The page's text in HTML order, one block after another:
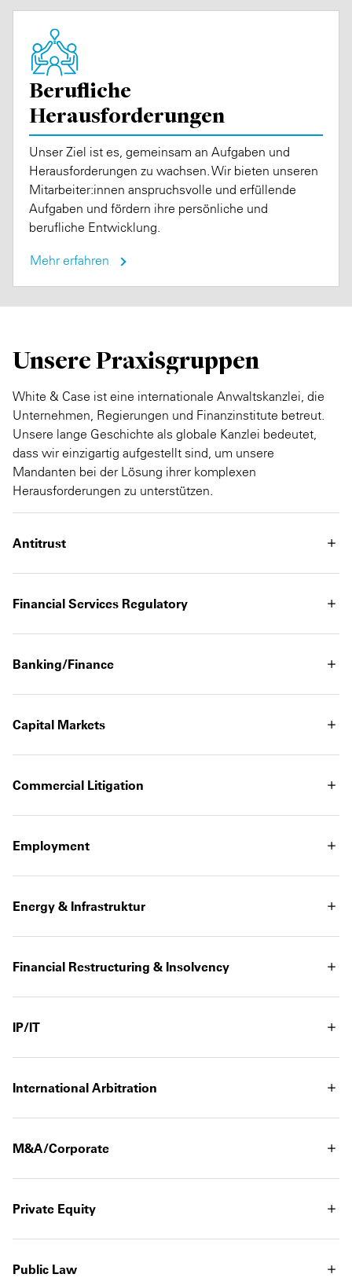
Berufliche
Herausforderungen
Unser Ziel ist es, gemeinsam an Aufgaben und
Herausforderungen zu wachsen. Wir bieten unseren
Mitarbeiter:innen anspruchsvolle und erfüllende
Aufgaben und fördern ihre persönliche und
berufliche Entwicklung.
Mehr erfahren
Unsere Praxisgruppen
White & Case ist eine internationale Anwaltskanzlei, die
Unternehmen, Regierungen und Finanzinstitute betreut.
Unsere lange Geschichte als globale Kanzlei bedeutet,
dass wir einzigartig aufgestellt sind, um unsere
Mandanten bei der Lösung ihrer komplexen
Herausforderungen zu unterstützen.
Antitrust
Financial Services Regulatory
Banking/Finance
Capital Markets
Commercial Litigation
Employment
Energy & Infrastruktur
Financial Restructuring & Insolvency
IP/IT
International Arbitration
M&A/Corporate
Private Equity
Public Law